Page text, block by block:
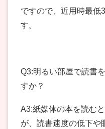
ですので、近用時最低
す。
Q3:明るい部屋で読書
すか？
A3:紙媒体の本を読む
が、読書速度の低下や